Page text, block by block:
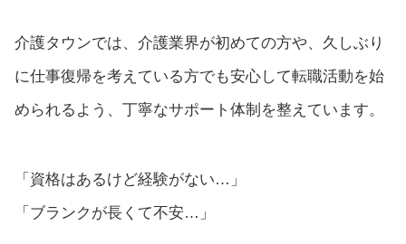
介護タウンでは、介護業界が初めての方や、久しぶり
に仕事復帰を考えている方でも安心して転職活動を始
められるよう、丁寧なサポート体制を整えています。
「資格はあるけど経験がない…」
「ブランクが長くて不安…」